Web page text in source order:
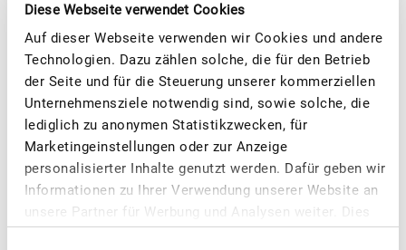
Diese Webseite verwendet Cookies
Auf dieser Webseite verwenden wir Cookies und andere
Technologien. Dazu zählen solche, die für den Betrieb
der Seite und für die Steuerung unserer kommerziellen
Unternehmensziele notwendig sind, sowie solche, die
lediglich zu anonymen Statistikzwecken, für
Marketingeinstellungen oder zur Anzeige
personalisierter Inhalte genutzt werden. Dafür geben wir
Informationen zu Ihrer Verwendung unserer Website an
unsere Partner für Werbung und Analysen weiter. Dies
sind. Guten Appetit!